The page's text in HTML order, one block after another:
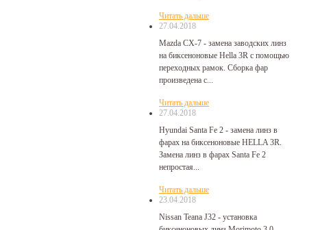
Читать дальше
27.04.2018
Mazda CX-7 - замена заводских линз
на биксеноновые Hella 3R с помощью
переходных рамок. Сборка фар
произведена с...
Читать дальше
27.04.2018
Hyundai Santa Fe 2 - замена линз в
фарах на биксеноновые HELLA 3R.
Замена линз в фарах Santa Fe 2
непростая...
Читать дальше
23.04.2018
Nissan Teana J32 - установка